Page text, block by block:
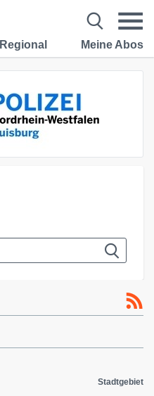
Regional Meine Abos
Stadtgebiet